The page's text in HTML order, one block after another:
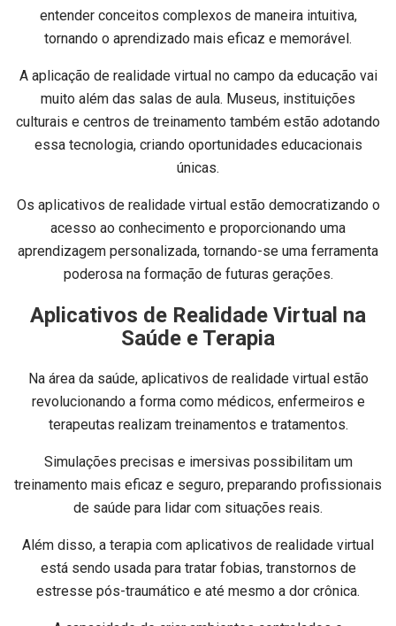
entender conceitos complexos de maneira intuitiva,
tornando o aprendizado mais eficaz e memorável.
A aplicação de realidade virtual no campo da educação vai
muito além das salas de aula. Museus, instituições
culturais e centros de treinamento também estão adotando
essa tecnologia, criando oportunidades educacionais
únicas.
Os aplicativos de realidade virtual estão democratizando o
acesso ao conhecimento e proporcionando uma
aprendizagem personalizada, tornando-se uma ferramenta
poderosa na formação de futuras gerações.
Aplicativos de Realidade Virtual na
Saúde e Terapia
Na área da saúde, aplicativos de realidade virtual estão
revolucionando a forma como médicos, enfermeiros e
terapeutas realizam treinamentos e tratamentos.
Simulações precisas e imersivas possibilitam um
treinamento mais eficaz e seguro, preparando profissionais
de saúde para lidar com situações reais.
Além disso, a terapia com aplicativos de realidade virtual
está sendo usada para tratar fobias, transtornos de
estresse pós-traumático e até mesmo a dor crônica.